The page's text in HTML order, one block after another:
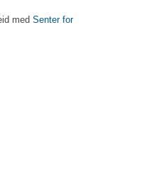
med Senter for